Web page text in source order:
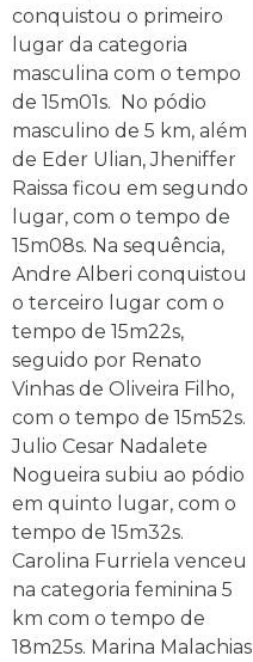
conquistou o primeiro
lugar da categoria
masculina com o tempo
de 15m01s. No pódio
masculino de 5 km, além
de Eder Ulian, Jheniffer
Raissa ficou em segundo
lugar, com o tempo de
15m08s. Na sequência,
Andre Alberi conquistou
o terceiro lugar com o
tempo de 15m22s,
seguido por Renato
Vinhas de Oliveira Filho,
com o tempo de 15m52s.
Julio Cesar Nadalete
Nogueira subiu ao pódio
em quinto lugar, com o
tempo de 15m32s.
Carolina Furriela venceu
na categoria feminina 5
km com o tempo de
18m25s. Marina Malachias